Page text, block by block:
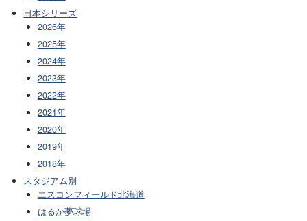
日本シリーズ
2026年
2025年
2024年
2023年
2022年
2021年
2020年
2019年
2018年
スタジアム別
エスコンフィールド北海道
はるか夢球場